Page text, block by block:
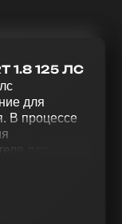
1.8 125 ЛС
для
В процессе
для
1.8 125 лс,
1 и stage